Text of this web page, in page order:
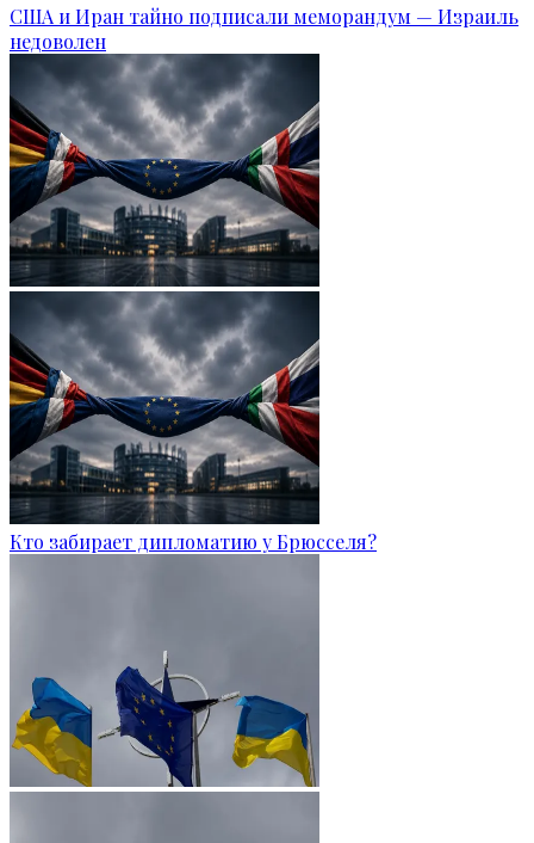
США и Иран тайно подписали меморандум — Израиль
недоволен
Кто забирает дипломатию у Брюсселя?